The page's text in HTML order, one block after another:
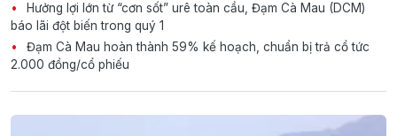
Hưởng lợi lớn từ “cơn sốt” urê toàn cầu, Đạm Cà Mau (DCM)
báo lãi đột biến trong quý 1
Đạm Cà Mau hoàn thành 59% kế hoạch, chuẩn bị trả cổ tức
2.000 đồng/cổ phiếu